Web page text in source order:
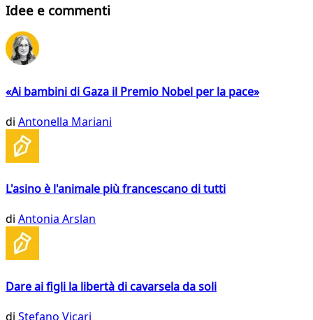
Idee e commenti
«Ai bambini di Gaza il Premio Nobel per la pace»
di Antonella Mariani
L'asino è l'animale più francescano di tutti
di Antonia Arslan
Dare ai figli la libertà di cavarsela da soli
di Stefano Vicari